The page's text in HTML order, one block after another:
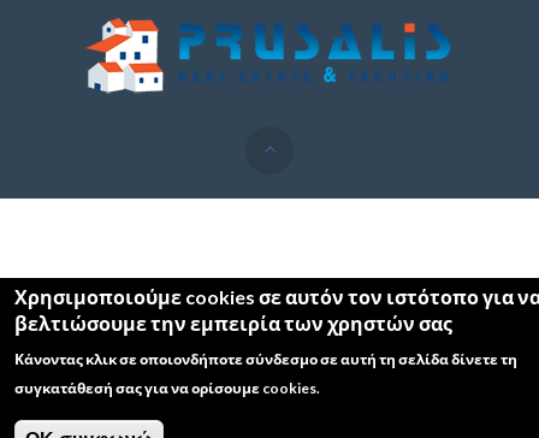
Χρησιμοποιούμε cookies σε αυτόν τον ιστότοπο για
βελτιώσουμε την εμπειρία των χρηστών σας
Κάνοντας κλικ σε οποιονδήποτε σύνδεσμο σε αυτή τη σελίδα δίνετε τη
συγκατάθεσή σας για να ορίσουμε cookies.